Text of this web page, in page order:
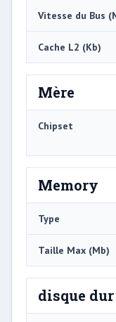
Vitesse du Bus
Cache L2 (Kb)
Mère
Chipset
Memory
Type
Taille Max (Mb)
disque dur